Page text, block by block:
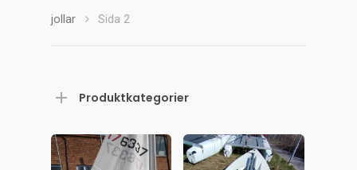
jollar Sida 2
Produktkategorier